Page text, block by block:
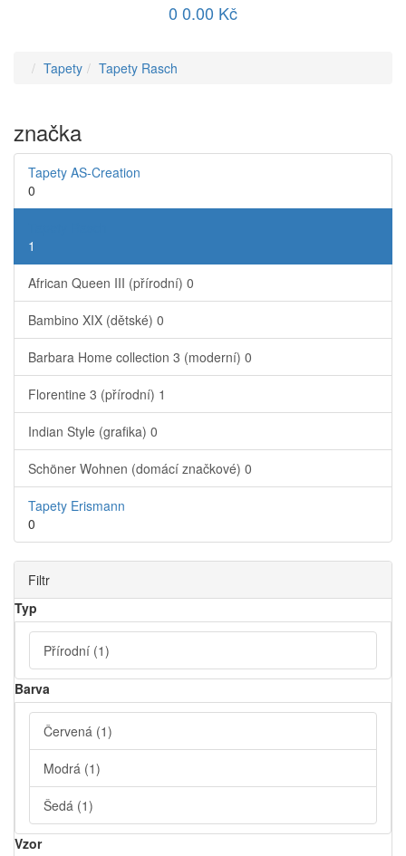
0 0.00 Kč
Tapety Tapety Rasch
značka
Tapety AS-Creation
0
1
African Queen III (přírodní) 0
Bambino XIX (dětské) 0
Barbara Home collection 3 (moderní) 0
Florentine 3 (přírodní) 1
Indian Style (grafika) 0
Schöner Wohnen (domácí značkové) 0
Tapety Erismann
0
Filtr
Typ
Přírodní (1)
Barva
Červená (1)
Modrá (1)
Šedá (1)
Vzor